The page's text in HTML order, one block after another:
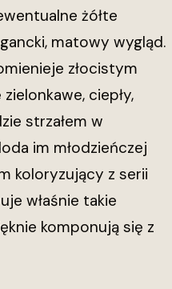
żółte
matowy wygląd.
złocistym
ciepły,
strzałem w
im młodzieńczej
koloryzujący z serii
właśnie takie
komponują się z